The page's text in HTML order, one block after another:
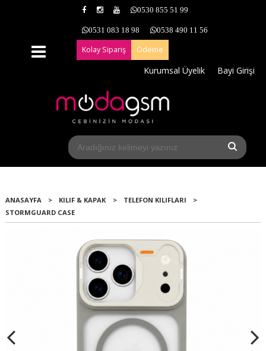
0530 855 51 99
0531 083 18 98 0538 490 11 56
Kolay Sipariş Ödeme
Kurumsal Üyelik Bayi Girişi
ANASAYFA > KILIF & KAPAK > TELEFON KILIFLARI
>
STORMGUARD CASE